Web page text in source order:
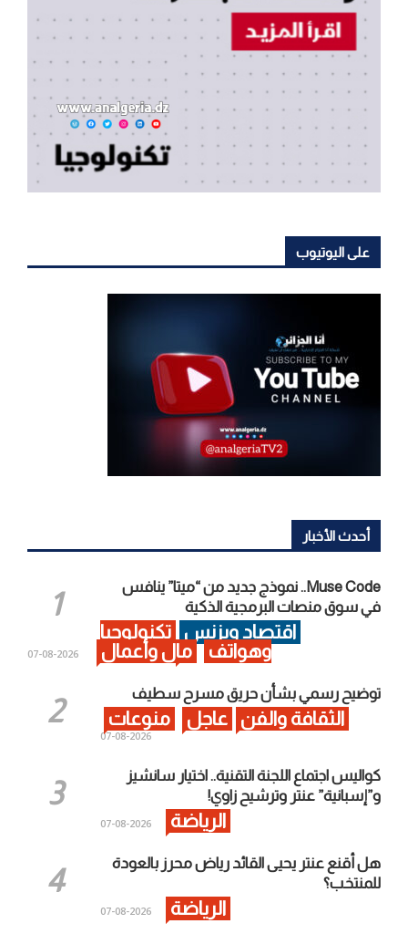
على اليوتيوب
أحدث الأخبار
Muse Code.. نموذج جديد من “ميتا” ينافس
في سوق منصات البرمجية الذكية
اقتصاد وبزنس
تكنولوجيا
وهواتف
مال وأعمال 2026-08-07
توضيح رسمي بشأن حريق مسرح سطيف
الثقافة والفن عاجل منوعات
2026-08-07
كواليس اجتماع اللجنة التقنية.. اختيار سانشيز
و”إسبانية” عنتر وترشيح زاوي!
الرياضة 2026-08-07
هل أقنع عنتر يحيى القائد رياض محرز بالعودة
للمنتخب؟
الرياضة 2026-08-07